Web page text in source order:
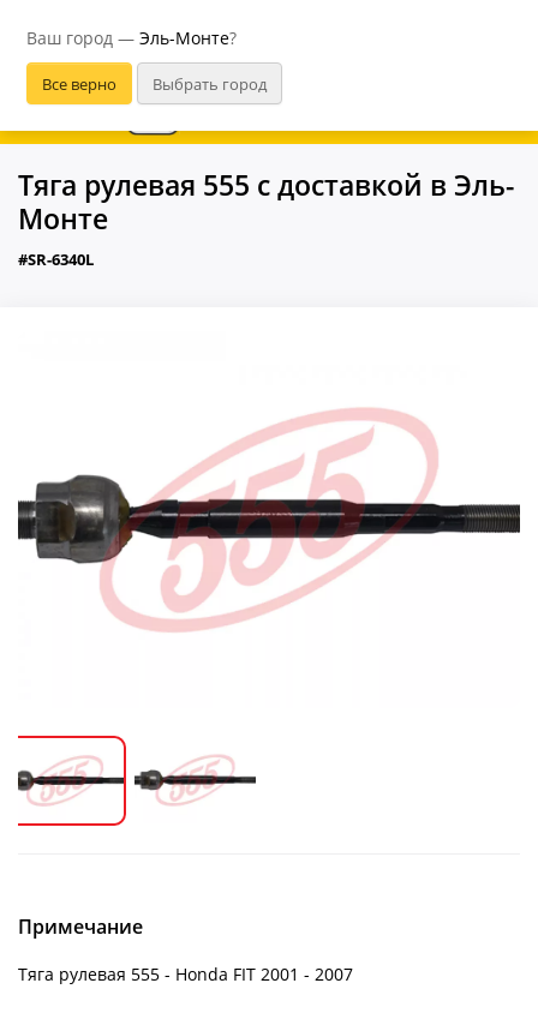
Ваш город — Эль-Монте?
В приложении удобнее
Тяга рулевая 555 с доставкой в Эль-
Монте
#SR-6340L
Примечание
Тяга рулевая 555 - Honda FIT 2001 - 2007